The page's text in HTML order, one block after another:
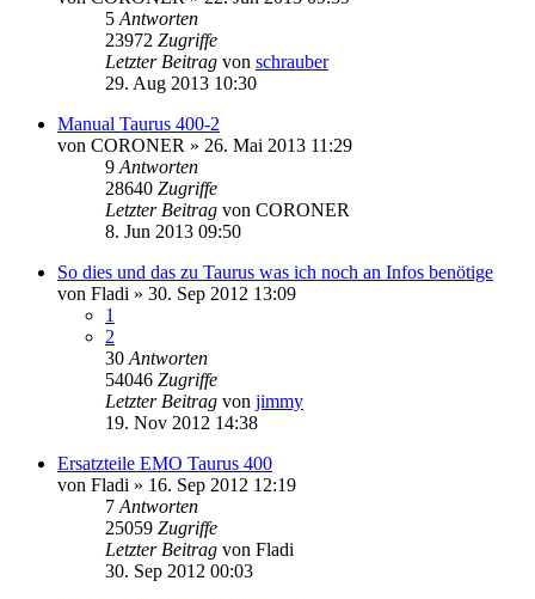
5 Antworten
23972 Zugriffe
Letzter Beitrag von schrauber
29. Aug 2013 10:30
Manual Taurus 400-2
von CORONER » 26. Mai 2013 11:29
9 Antworten
28640 Zugriffe
Letzter Beitrag von CORONER
8. Jun 2013 09:50
So dies und das zu Taurus was ich noch an Infos benötige
von Fladi » 30. Sep 2012 13:09
1
2
30 Antworten
54046 Zugriffe
Letzter Beitrag von jimmy
19. Nov 2012 14:38
Ersatzteile EMO Taurus 400
von Fladi » 16. Sep 2012 12:19
7 Antworten
25059 Zugriffe
Letzter Beitrag von Fladi
30. Sep 2012 00:03